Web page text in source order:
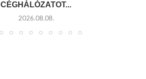
CÉGHÁLÓZATOT...
2026.08.08.